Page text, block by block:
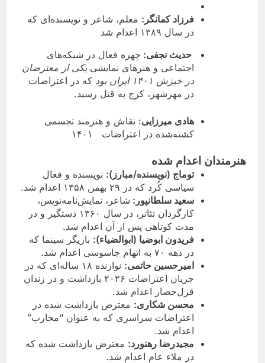
فرزاد کمانگر : معلم، شاعر و نویسنده‌ای که
در سال ۱۳۸۹ اعدام شد
حدیث نجفی:‌ چهره فعال در شبکه‌های
اجتماعی و هنرهای نمایشی یکی از معترضان
در خیزش ۱۴۰۱ ایران بود
که در اعتراضات
در مهرشهر، کرج به قتل رسید.
هادی میرزایی: نقاش و هنرمند تجسمی
کشته‌شده در اعتراضات ۱۴۰۱
هنرمندان اعدام شده
توماج (نویسنده/مبارز): نویسنده و فعال
سیاسی کُرد که در ۲۹ بهمن ۱۳۵۸ اعدام شد.
سعيد سلطانپور:‌ شاعر، نمایش‌نامه‌نویس،
کارگردان تئاتر، در سال ۱۳۶۰ دستگير و در
مدت کوتاهى پس از آن اعدام شد.
فریدون ابوضیا (ابوالضیاء): بازیگر سینما که
در دهه ۷۰ به اتهام جاسوسی اعدام شد.
امیرحسین حاتمی:
نوازنده ۱۸ ساله‌ای که در
جریان اعتراضات ۲۰۲۶ بازداشت و در زندان
قزل‌حصار اعدام شد.
محسن شکاری: معترض بازداشت شده در
اعتراضات سراسری که به عنوان “محارب”
اعدام شد.
مجیدرضا رهنورد: معترض بازداشت شده که
در ملاء عام اعدام شد.